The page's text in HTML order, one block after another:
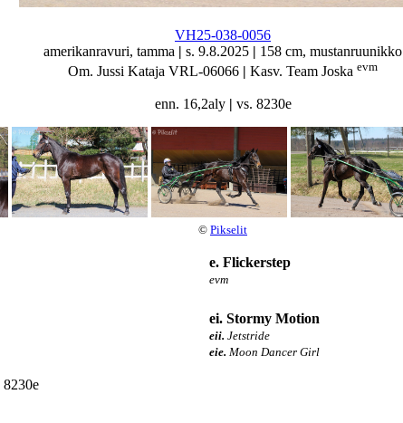
VH25-038-0056
amerikanravuri, tamma | s. 9.8.2025 | 158 cm, mustanruunikko
Om. Jussi Kataja VRL-06066 | Kasv. Team Joska evm
enn. 16,2aly | vs. 8230e
© Pikselit
e. Flickerstep
evm
ei. Stormy Motion
eii. Jetstride
eie. Moon Dancer Girl
8230e